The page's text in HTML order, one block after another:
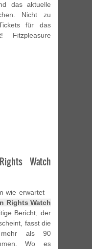
das aktuelle
Nicht zu
für das
Watch
wie erwartet –
Rights Watch
Bericht, der
fasst die
mehr als 90
Wo es